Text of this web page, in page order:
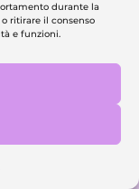
durante la
ritirare il consenso
e funzioni.